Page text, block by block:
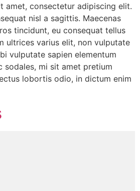
amet, consectetur adipiscing elit.
nisl a sagittis. Maecenas
tincidunt, eu consequat tellus
ultrices varius elit, non vulputate
vulputate sapien elementum
sodales, mi sit amet pretium
lobortis odio, in dictum enim